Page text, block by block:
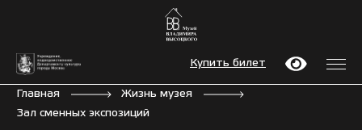
Купить билет
Главная
Жизнь музея
Зал сменных экспозиций